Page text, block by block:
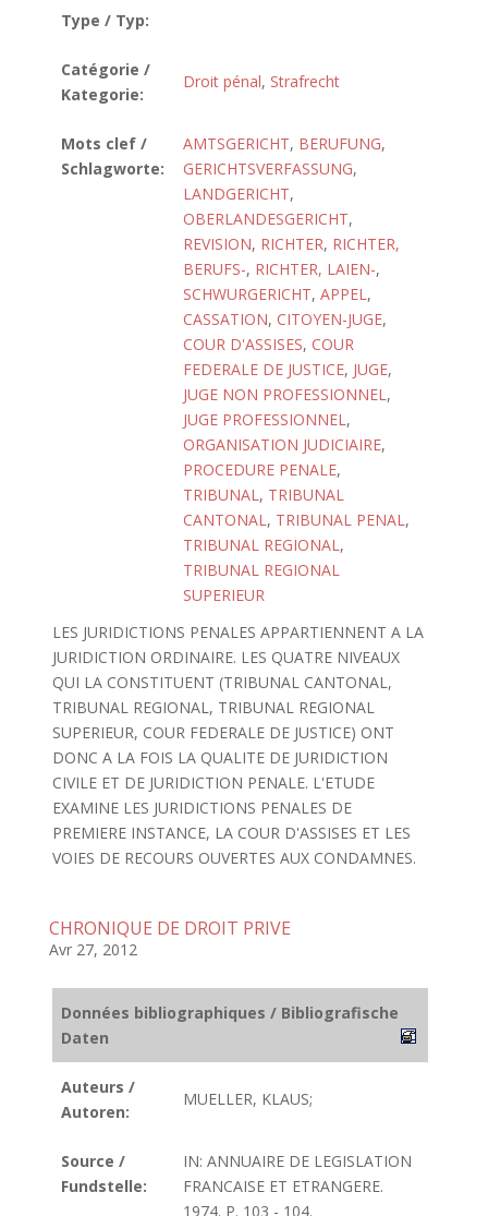
Type / Typ:
Catégorie /
Kategorie:
Droit pénal, Strafrecht
Mots clef /
Schlagworte:
AMTSGERICHT, BERUFUNG,
GERICHTSVERFASSUNG,
LANDGERICHT,
OBERLANDESGERICHT,
REVISION, RICHTER, RICHTER,
BERUFS-, RICHTER, LAIEN-,
SCHWURGERICHT, APPEL,
CASSATION, CITOYEN-JUGE,
COUR D'ASSISES, COUR
FEDERALE DE JUSTICE, JUGE,
JUGE NON PROFESSIONNEL,
JUGE PROFESSIONNEL,
ORGANISATION JUDICIAIRE,
PROCEDURE PENALE,
TRIBUNAL, TRIBUNAL
CANTONAL, TRIBUNAL PENAL,
TRIBUNAL REGIONAL,
TRIBUNAL REGIONAL
SUPERIEUR
LES JURIDICTIONS PENALES APPARTIENNENT A LA
JURIDICTION ORDINAIRE. LES QUATRE NIVEAUX
QUI LA CONSTITUENT (TRIBUNAL CANTONAL,
TRIBUNAL REGIONAL, TRIBUNAL REGIONAL
SUPERIEUR, COUR FEDERALE DE JUSTICE) ONT
DONC A LA FOIS LA QUALITE DE JURIDICTION
CIVILE ET DE JURIDICTION PENALE. L'ETUDE
EXAMINE LES JURIDICTIONS PENALES DE
PREMIERE INSTANCE, LA COUR D'ASSISES ET LES
VOIES DE RECOURS OUVERTES AUX CONDAMNES.
CHRONIQUE DE DROIT PRIVE
Avr 27, 2012
Données bibliographiques / Bibliografische
Daten
Auteurs /
Autoren:
MUELLER, KLAUS;
Source /
Fundstelle:
IN: ANNUAIRE DE LEGISLATION
FRANCAISE ET ETRANGERE.
1974. P. 103 - 104.